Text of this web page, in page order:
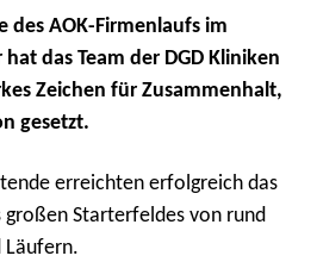
des AOK-Firmenlaufs im
das Team der DGD Kliniken
Zeichen für Zusammenhalt,
gesetzt.
erreichten erfolgreich das
großen Starterfeldes von rund
Läufern.